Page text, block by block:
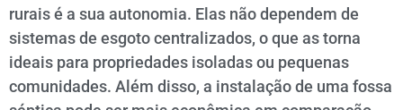
rurais é a sua autonomia. Elas não dependem de
sistemas de esgoto centralizados, o que as torna
ideais para propriedades isoladas ou pequenas
comunidades. Além disso, a instalação de uma fossa